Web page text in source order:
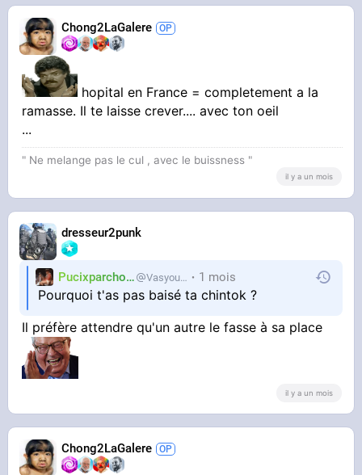
Mon oeil apres boulot vers fevrier le soir apres
Chong2LaGalere
hopital en France = completement a la
ramasse. Il te laisse crever.... avec ton oeil
...
" Ne melange pas le cul , avec le buissness "
il y a un mois
dresseur2punk
Pucixparchoix Vasyouioui_ 1 mois
Pourquoi t'as pas baisé ta chintok ?
Il préfère attendre qu'un autre le fasse à sa place
il y a un mois
Chong2LaGalere